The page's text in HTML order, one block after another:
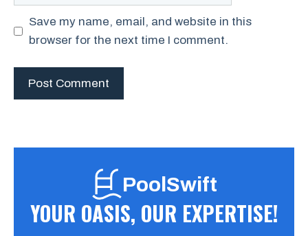
Save my name, email, and website in this
browser for the next time I comment.
PoolSwift
YOUR OASIS, OUR EXPERTISE!